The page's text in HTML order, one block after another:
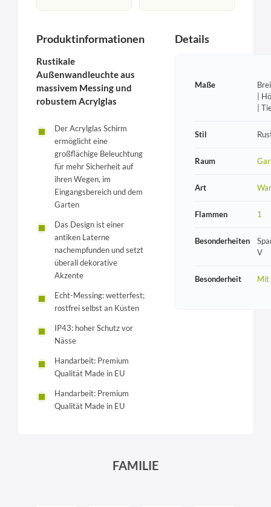
Produktinformationen
Rustikale
Außenwandleuchte aus
massivem Messing und
robustem Acrylglas
Der Acrylglas Schirm
ermöglicht eine
großflächige Beleuchtung
für mehr Sicherheit auf
ihren Wegen, im
Eingangsbereich und dem
Garten
Das Design ist einer
antiken Laterne
nachempfunden und setzt
überall dekorative
Akzente
Echt-Messing: wetterfest;
rostfrei selbst an Küsten
IP43: hoher Schutz vor
Nässe
Handarbeit: Premium
Qualität Made in EU
Handarbeit: Premium
Qualität Made in EU
Details
Maße
|
|
Stil
Raum
Art
Flammen 1
Besonderheiten
V
Besonderheit Mit
FAMILIE